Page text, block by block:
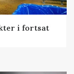
i fortsat